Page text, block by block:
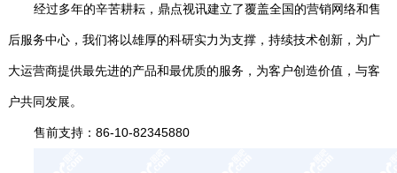
经过多年的辛苦耕耘，鼎点视讯建立了覆盖全国的营销网络和售
后服务中心，我们将以雄厚的科研实力为支撑，持续技术创新，为广
大运营商提供最先进的产品和最优质的服务，为客户创造价值，与客
户共同发展。
售前支持：86-10-82345880